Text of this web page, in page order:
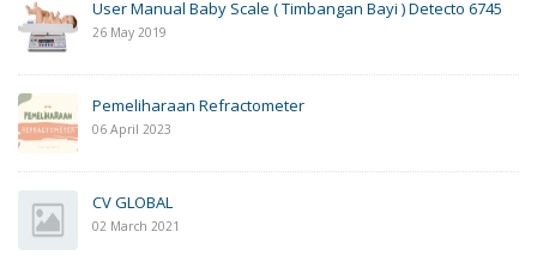
User Manual Baby Scale ( Timbangan Bayi ) Detecto 6745
26 May 2019
Pemeliharaan Refractometer
06 April 2023
CV GLOBAL
02 March 2021